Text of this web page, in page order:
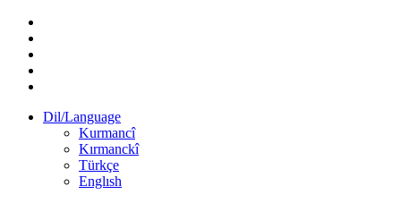
Dil/Language
Kurmancî
Kırmanckî
Türkçe
Englısh